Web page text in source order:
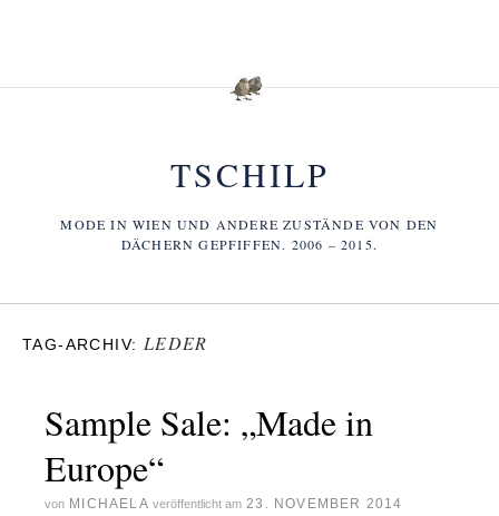
TSCHILP
MODE IN WIEN UND ANDERE ZUSTÄNDE VON DEN
DÄCHERN GEPFIFFEN. 2006 – 2015.
TAG-ARCHIV: LEDER
Sample Sale: „Made in
Europe“
von MICHAELA veröffentlicht am 23. NOVEMBER 2014